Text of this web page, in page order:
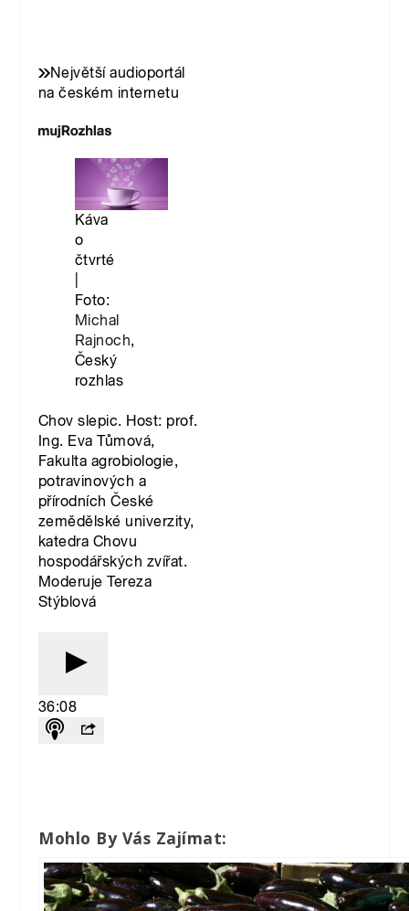
Mohlo By Vás Zajímat: